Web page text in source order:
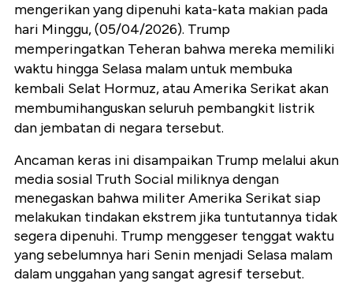
mengerikan yang dipenuhi kata-kata makian pada
hari Minggu, (05/04/2026). Trump
memperingatkan Teheran bahwa mereka memiliki
waktu hingga Selasa malam untuk membuka
kembali Selat Hormuz, atau Amerika Serikat akan
membumihanguskan seluruh pembangkit listrik
dan jembatan di negara tersebut.
Ancaman keras ini disampaikan Trump melalui akun
media sosial Truth Social miliknya dengan
menegaskan bahwa militer Amerika Serikat siap
melakukan tindakan ekstrem jika tuntutannya tidak
segera dipenuhi. Trump menggeser tenggat waktu
yang sebelumnya hari Senin menjadi Selasa malam
dalam unggahan yang sangat agresif tersebut.